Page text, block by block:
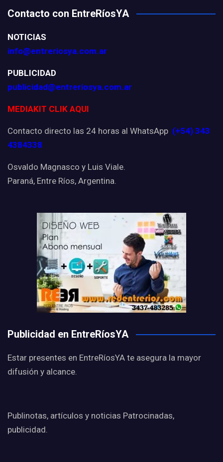
Contacto con EntreRíosYA
NOTICIAS
info@entreriosya.com.ar
PUBLICIDAD
publicidad@entreriosya.com.ar
MEDIAKIT CLIK AQUI
Contacto directo las 24 horas al WhatsApp (+54) 343
4384338
Osvaldo Magnasco y Luis Viale.
Paraná, Entre Ríos, Argentina.
Publicidad en EntreRíosYA
Estar presentes en EntreRíosYA te asegura la mayor
difusión y alcance.
Publinotas, artículos y noticias Patrocinadas,
publicidad.